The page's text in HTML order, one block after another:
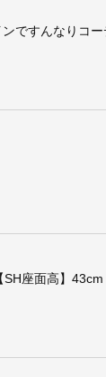
ですんなりコー
座面高】43cm